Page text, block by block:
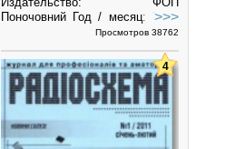
Поночовний Год / месяц: 7-8 /
2011 Номер: № 4 Страниц: 34
украинский Размер:...
>>>
Просмотров 38762
4